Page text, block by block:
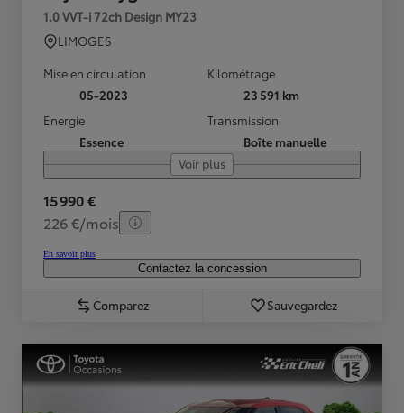
1.0 VVT-i 72ch Design MY23
LIMOGES
Mise en circulation
05-2023
Kilométrage
23 591 km
Energie
Essence
Transmission
Boîte manuelle
Voir plus
15 990 €
226 €/mois
En savoir plus
Contactez la concession
Comparez Sauvegardez